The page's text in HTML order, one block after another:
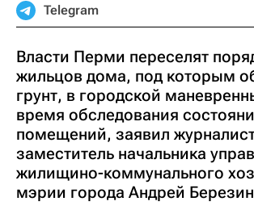
Telegram
Власти Перми переселят
жильцов дома, под которым
грунт, в городской
время обследования
помещений, заявил
заместитель начальника
жилищино-коммунального
мэрии города Андрей